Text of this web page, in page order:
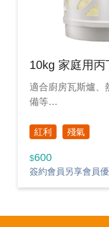
10kg 家庭用
適合廚房瓦斯爐、
備等
紅利
殘氣
$600
簽約會員另享會員